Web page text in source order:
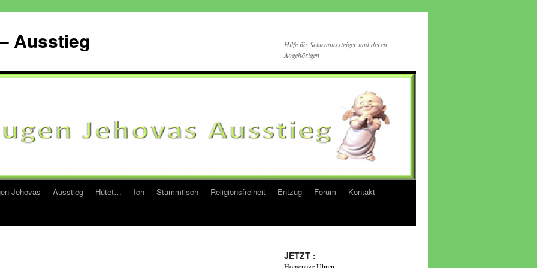
Ausstieg
Hilfe für Sektenaussteiger und deren
Angehörigen
Jehovas Ausstieg Hütet… Ich Stammtisch Religionsfreiheit Entzug Forum
Kontakt
JETZT :